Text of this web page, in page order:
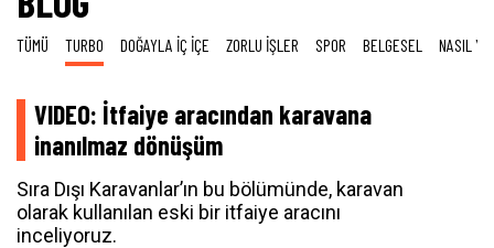
TÜMÜ TURBO DOĞAYLA İÇ İÇE ZORLU İŞLER SPOR BELGESEL NASIL
VIDEO: İtfaiye aracından karavana
inanılmaz dönüşüm
Sıra Dışı Karavanlar’ın bu bölümünde, karavan
olarak kullanılan eski bir itfaiye aracını
inceliyoruz.